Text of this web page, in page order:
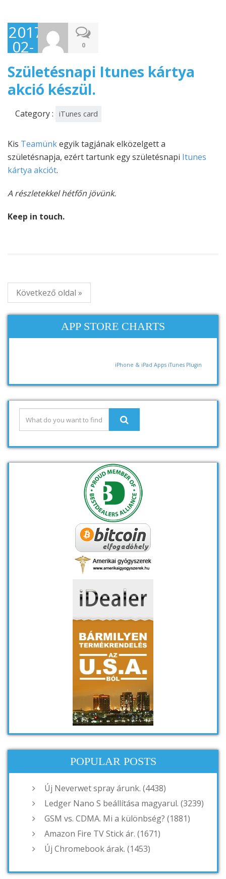
2017-
02-
11
0
Születésnapi Itunes kártya
akció készül.
Category : iTunes card
Kis Teamünkegyik tagjának elközelgett a
születésnapja, ezért tartunk egy születésnapi Itunes
kártya akciót.
A részletekkel hétfőn jövünk.
Keep in touch.
Következő oldal »
APP STORE CHARTS
iPhone & iPad Apps iTunes Plugin
POPULAR POSTS
Új Neverwet spray árunk. (4438)
Ledger Nano S beállítása magyarul. (3239)
GSM vs. CDMA. Mi a különbség? (1881)
Amazon Fire TV Stick ár. (1671)
Új Chromebook árak. (1453)